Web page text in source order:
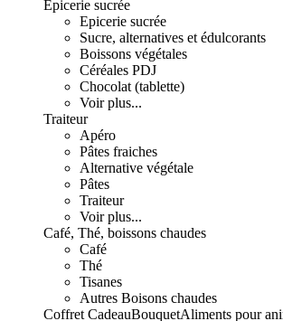
Epicerie sucrée
Epicerie sucrée
Sucre, alternatives et édulcorants
Boissons végétales
Céréales PDJ
Chocolat (tablette)
Voir plus...
Traiteur
Apéro
Pâtes fraiches
Alternative végétale
Pâtes
Traiteur
Voir plus...
Café, Thé, boissons chaudes
Café
Thé
Tisanes
Autres Boisons chaudes
Coffret CadeauBouquetAliments pour